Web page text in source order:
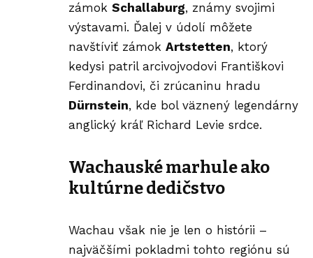
zámok Schallaburg, známy svojimi
výstavami. Ďalej v údolí môžete
navštíviť zámok Artstetten, ktorý
kedysi patril arcivojvodovi Františkovi
Ferdinandovi, či zrúcaninu hradu
Dürnstein, kde bol väznený legendárny
anglický kráľ Richard Levie srdce.
Wachauské marhule ako
kultúrne dedičstvo
Wachau však nie je len o histórii –
najväčšími pokladmi tohto regiónu sú